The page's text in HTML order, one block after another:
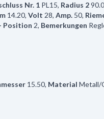
Nr. 1 PL15, Radius 2
14.20, Volt 28, Amp. 50,
Position 2, Bemerkungen
15.50, Material Metall/